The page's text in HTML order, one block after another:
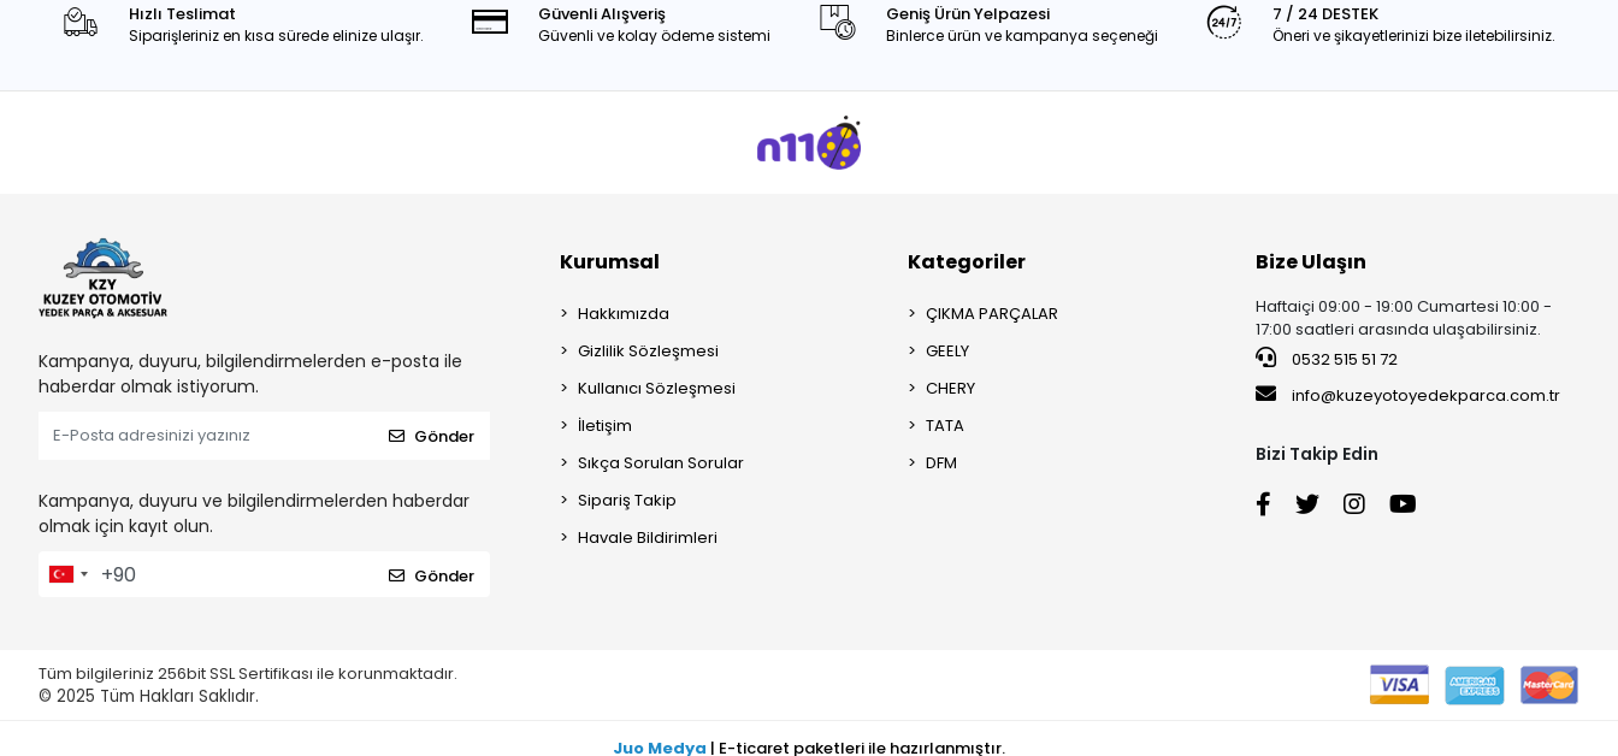
Hızlı Teslimat
Siparişleriniz en kısa sürede elinize ulaşır.
Güvenli Alışveriş
Güvenli ve kolay ödeme sistemi
Geniş Ürün Yelpazesi
Binlerce ürün ve kampanya seçeneği
7 / 24 DESTEK
Öneri ve şikayetlerinizi bize iletebilirsiniz.
Kampanya, duyuru, bilgilendirmelerden e-posta ile
haberdar olmak istiyorum.
Gönder
Kampanya, duyuru ve bilgilendirmelerden haberdar
olmak için kayıt olun.
Gönder
Kurumsal
Hakkımızda
Gizlilik Sözleşmesi
Kullanıcı Sözleşmesi
İletişim
Sıkça Sorulan Sorular
Sipariş Takip
Havale Bildirimleri
Kategoriler
ÇIKMA PARÇALAR
GEELY
CHERY
TATA
DFM
Bize Ulaşın
Haftaiçi 09:00 - 19:00 Cumartesi 10:00 -
17:00 saatleri arasında ulaşabilirsiniz.
0532 515 51 72
info@kuzeyotoyedekparca.com.tr
Bizi Takip Edin
Tüm bilgileriniz 256bit SSL Sertifikası ile korunmaktadır.
© 2025 Tüm Hakları Saklıdır.
Juo Medya | E-ticaret paketleri ile hazırlanmıştır.